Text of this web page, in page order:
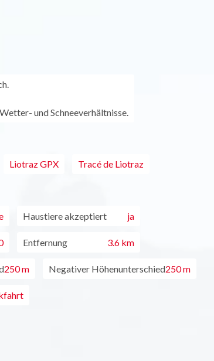
und Schneeverhältnisse.
Liotraz GPX Tracé de Liotraz
Haustiere akzeptiert ja
Entfernung 3.6 km
250 m Negativer Höhenunterschied250 m